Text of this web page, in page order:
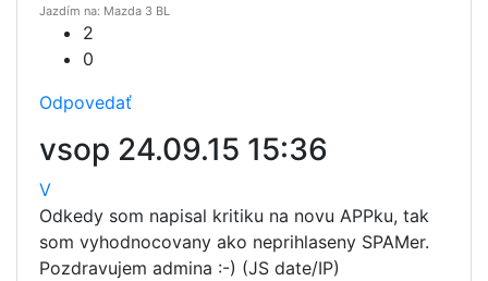
Jazdím na: Mazda 3 BL
2
0
Odpovedať
vsop 24.09.15 15:36
V
Odkedy som napisal kritiku na novu APPku, tak
som vyhodnocovany ako neprihlaseny SPAMer.
Pozdravujem admina :-) (JS date/IP)